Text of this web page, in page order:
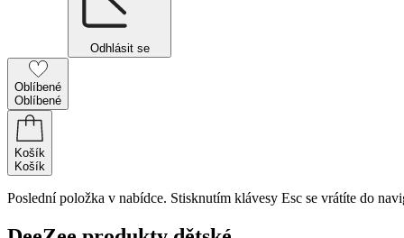
Odhlásit se
Oblíbené
Oblíbené
Košík
Košík
Poslední položka v nabídce. Stisknutím klávesy Esc se vrátíte do